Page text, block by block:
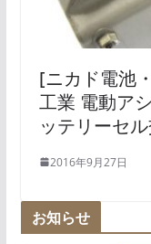
[ニカド電池
工業 電動ア
ッテリーセ
2016年9月27日
お知らせ